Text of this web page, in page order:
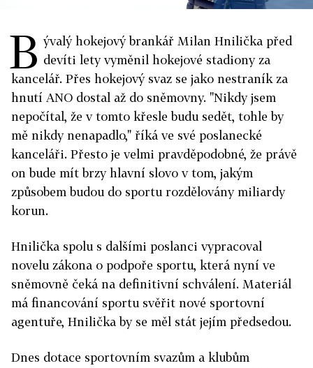
B ývalý hokejový brankář Milan Hnilička před
devíti lety vyměnil hokejové stadiony za
kancelář. Přes hokejový svaz se jako nestraník za
hnutí ANO dostal až do sněmovny. "Nikdy jsem
nepočítal, že v tomto křesle budu sedět, tohle by
mě nikdy nenapadlo," říká ve své poslanecké
kanceláři. Přesto je velmi pravděpodobné, že právě
on bude mít brzy hlavní slovo v tom, jakým
způsobem budou do sportu rozdělovány miliardy
korun.
Hnilička spolu s dalšími poslanci vypracoval
novelu zákona o podpoře sportu, která nyní ve
sněmovně čeká na definitivní schválení. Materiál
má financování sportu svěřit nové sportovní
agentuře, Hnilička by se měl stát jejím předsedou.
Dnes dotace sportovním svazům a klubům